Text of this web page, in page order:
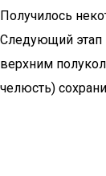
Получилось
Следующий этап
верхним
челюсть)